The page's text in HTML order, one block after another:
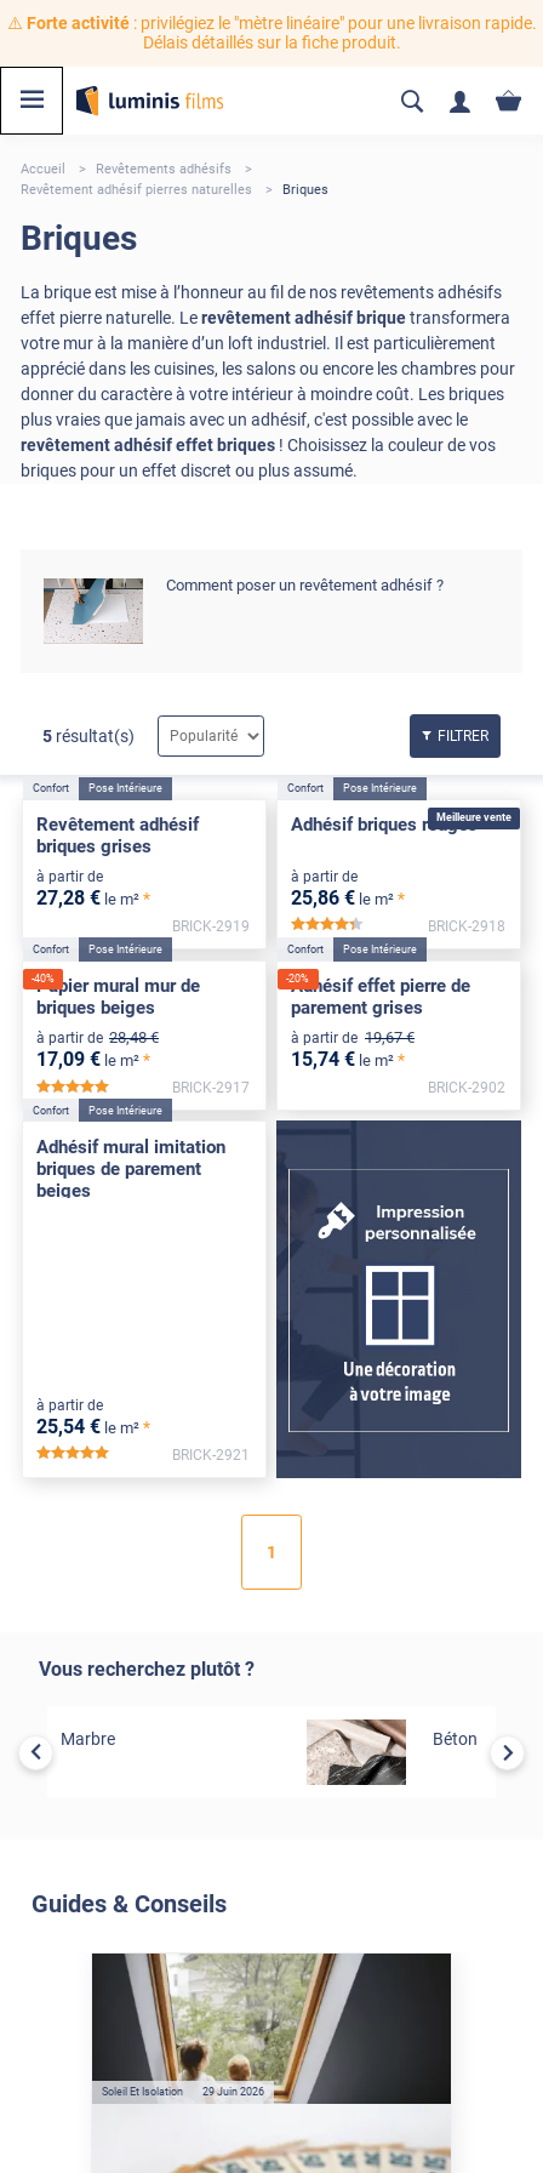
⚠️ Forte activité: privilégiez le "mètre linéaire" pour une livraison rapide.
Délais détaillés sur la fiche produit.
Accueil
Revêtements adhésifs
Revêtement adhésif pierres naturelles
Briques
Briques
La brique est mise à l’honneur au fil de nos revêtements adhésifs
effet pierre naturelle. Lerevêtement adhésif briquetransformera
votre mur à la manière d’un loft industriel. Il est particulièrement
apprécié dans les cuisines, les salons ou encore les chambres pour
donner du caractère à votre intérieur à moindre coût. Les briques
plus vraies que jamais avec un adhésif, c'est possible avec le
revêtement adhésif effet briques ! Choisissez la couleur de vos
briques pour un effet discret ou plus assumé.
Comment poser un revêtement adhésif ?
5 résultat(s) FILTRER
Confort Pose Intérieure
Revêtement adhésif
briques grises
à partir de
27,28 € le m² *
BRICK-2919
Meilleure vente
Confort Pose Intérieure
Adhésif briques rouges
à partir de
25,86 € le m² *
*****
BRICK-2918
-40%
Confort Pose Intérieure
Papier mural mur de
briques beiges
à partir de 28,48 €
17,09 € le m² *
*****
BRICK-2917
-20%
Confort Pose Intérieure
Adhésif effet pierre de
parement grises
à partir de 19,67 €
15,74 € le m² *
BRICK-2902
Confort Pose Intérieure
Adhésif mural imitation
briques de parement
beiges
à partir de
25,54 € le m² *
BRICK-2921
1
Vous recherchez plutôt ?
Marbre Béton
Guides & Conseils
Véranda et Velux : Comment
bloquer jusqu'à 80% de
l'énergie solaire sans
climatisation ?
Soleil Et Isolation 29 Juin 2026
Film anti-chaleur : quelles